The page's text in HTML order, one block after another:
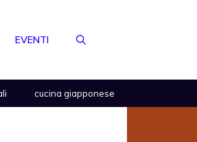
EVENTI
cucina giapponese